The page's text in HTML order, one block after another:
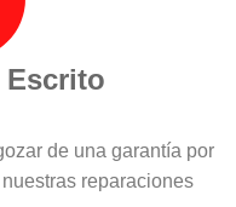
Escrito
de una garantía por
reparaciones